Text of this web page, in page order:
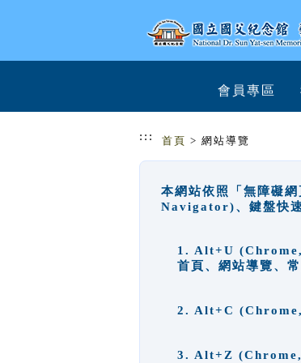
會員專區
::: 首頁 > 網站導覽
本網站依照「無障礙
Navigator)、鍵盤快
1. Alt+U
首頁、網站導覽、常
2. Alt+C
3. Alt+Z